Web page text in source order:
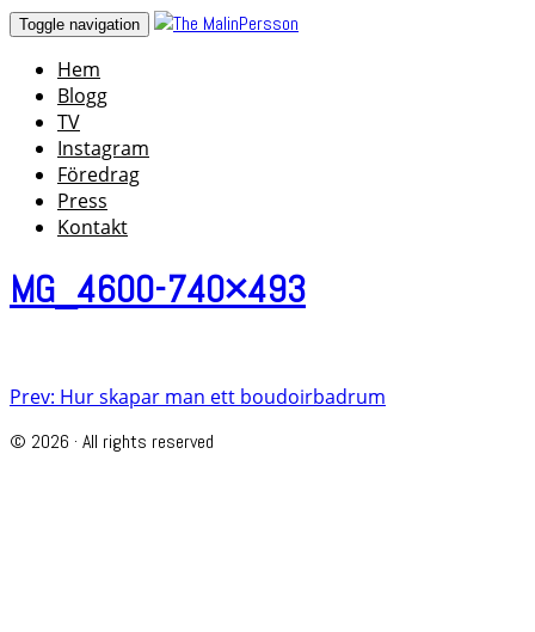
Skip
content
Toggle navigation
Hem
Blogg
TV
Instagram
Föredrag
Press
Kontakt
MG_4600-740×493
Post
navigation
Prev: Hur skapar man ett boudoirbadrum
© 2026 · All rights reserved